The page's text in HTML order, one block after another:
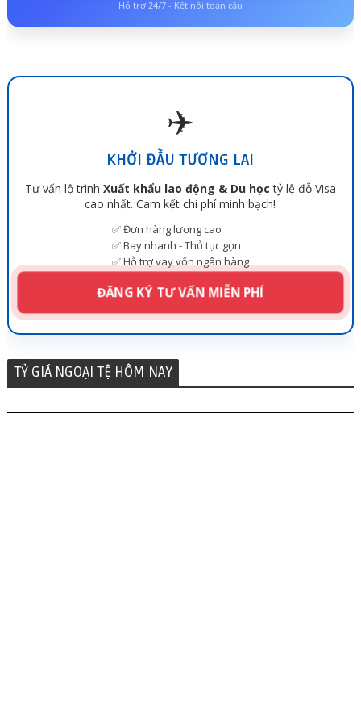
Hỗ trợ 24/7 - Kết nối toàn cầu
✈️
KHỞI ĐẦU TƯƠNG LAI
Tư vấn lộ trình Xuất khẩu lao động & Du học tỷ lệ đỗ Visa
cao nhất. Cam kết chi phí minh bạch!
✅ Đơn hàng lương cao
✅ Bay nhanh - Thủ tục gọn
✅ Hỗ trợ vay vốn ngân hàng
ĐĂNG KÝ TƯ VẤN MIỄN PHÍ
TỶ GIÁ NGOẠI TỆ HÔM NAY